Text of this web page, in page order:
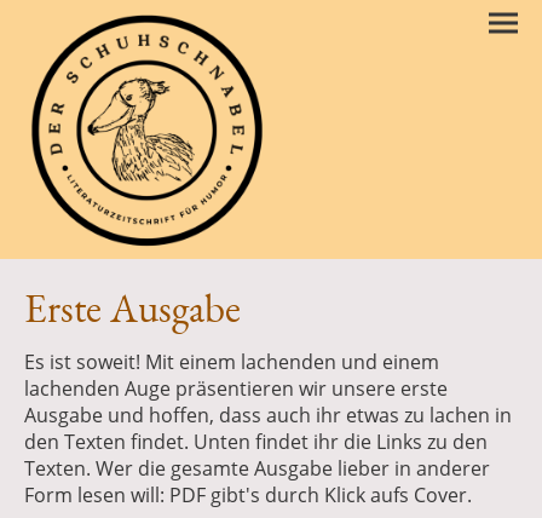
Erste Ausgabe
Es ist soweit! Mit einem lachenden und einem
lachenden Auge präsentieren wir unsere erste
Ausgabe und hoffen, dass auch ihr etwas zu lachen in
den Texten findet. Unten findet ihr die Links zu den
Texten. Wer die gesamte Ausgabe lieber in anderer
Form lesen will: PDF gibt's durch Klick aufs Cover.